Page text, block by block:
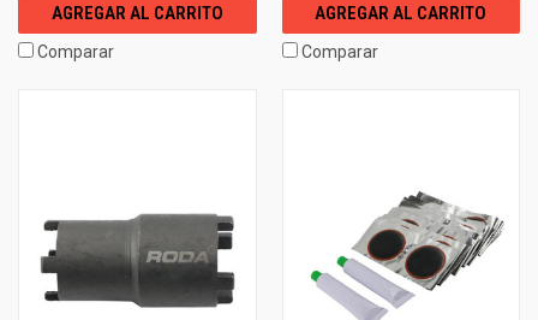
AGREGAR AL CARRITO
Comparar
AGREGAR AL CARRITO
Comparar